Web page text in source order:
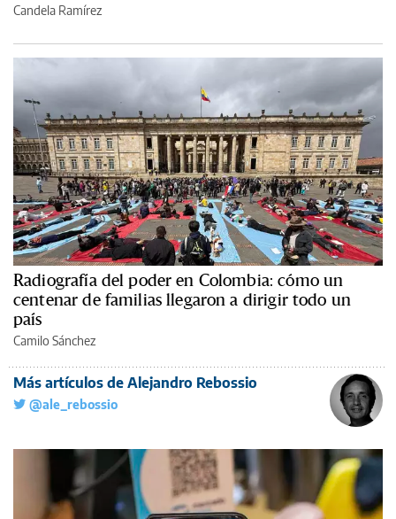
Candela Ramírez
Radiografía del poder en Colombia: cómo un
centenar de familias llegaron a dirigir todo un
país
Camilo Sánchez
Más artículos de Alejandro Rebossio
@ale_rebossio